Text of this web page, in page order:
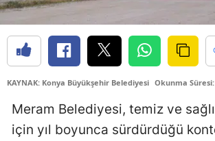
KAYNAK: Konya Büyükşehir Belediyesi Okunma
Meram Belediyesi, temiz ve
için yıl boyunca sürdürdüğü